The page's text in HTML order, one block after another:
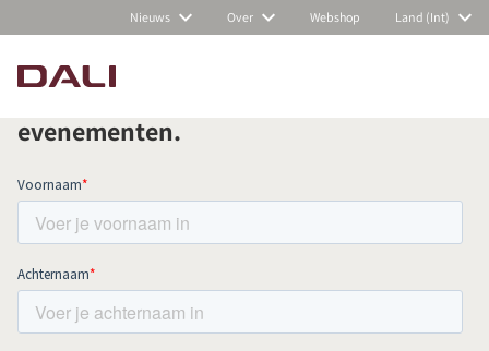
Nieuws Over Webshop Land (Int)
PRODUCTEN VERGELIJKEN
Schrijf je in voor onze nieuwsbrief en
blijf op de hoogte van al het nieuws en
evenementen.